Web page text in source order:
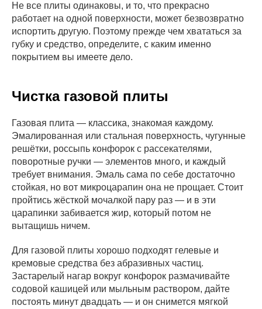
Не все плиты одинаковы, и то, что прекрасно
работает на одной поверхности, может безвозвратно
испортить другую. Поэтому прежде чем хвататься за
губку и средство, определите, с каким именно
покрытием вы имеете дело.
Чистка газовой плиты
Газовая плита — классика, знакомая каждому.
Эмалированная или стальная поверхность, чугунные
решётки, россыпь конфорок с рассекателями,
поворотные ручки — элементов много, и каждый
требует внимания. Эмаль сама по себе достаточно
стойкая, но вот микроцарапин она не прощает. Стоит
пройтись жёсткой мочалкой пару раз — и в эти
царапинки забивается жир, который потом не
вытащишь ничем.
Для газовой плиты хорошо подходят гелевые и
кремовые средства без абразивных частиц.
Застарелый нагар вокруг конфорок размачивайте
содовой кашицей или мыльным раствором, дайте
постоять минут двадцать — и он снимется мягкой